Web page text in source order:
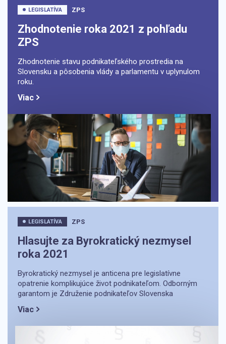
LEGISLATÍVA ZPS
Zhodnotenie roka 2021 z pohľadu
ZPS
Zhodnotenie stavu podnikateľského prostredia na
Slovensku a pôsobenia vlády a parlamentu v uplynulom
roku.
Viac
LEGISLATÍVA ZPS
Hlasujte za Byrokratický nezmysel
roka 2021
Byrokratický nezmysel je anticena pre legislatívne
opatrenie komplikujúce život podnikateľom. Odborným
garantom je Združenie podnikateľov Slovenska
Viac